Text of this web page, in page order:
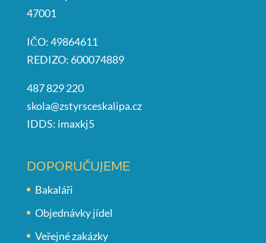
47001
IČO: 49864611
REDIZO: 600074889
487 829 220
skola@zstyrsceskalipa.cz
IDDS: imaxkj5
DOPORUČUJEME
Bakaláři
Objednávky jídel
Veřejné zakázky